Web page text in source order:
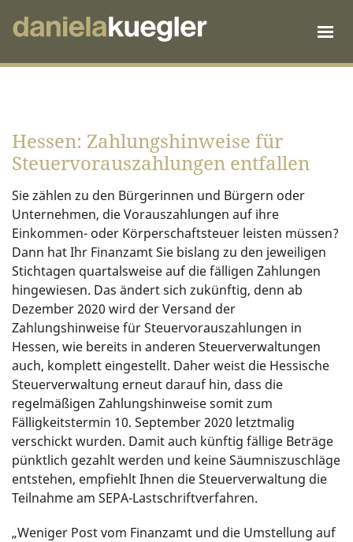
Hessen: Zahlungshinweise für
Steuervorauszahlungen entfallen
Sie zählen zu den Bürgerinnen und Bürgern oder
Unternehmen, die Vorauszahlungen auf ihre
Einkommen- oder Körperschaftsteuer leisten müssen?
Dann hat Ihr Finanzamt Sie bislang zu den jeweiligen
Stichtagen quartalsweise auf die fälligen Zahlungen
hingewiesen. Das ändert sich zukünftig, denn ab
Dezember 2020 wird der Versand der
Zahlungshinweise für Steuervorauszahlungen in
Hessen, wie bereits in anderen Steuerverwaltungen
auch, komplett eingestellt. Daher weist die Hessische
Steuerverwaltung erneut darauf hin, dass die
regelmäßigen Zahlungshinweise somit zum
Fälligkeitstermin 10. September 2020 letztmalig
verschickt wurden. Damit auch künftig fällige Beträge
pünktlich gezahlt werden und keine Säumniszuschläge
entstehen, empfiehlt Ihnen die Steuerverwaltung die
Teilnahme am SEPA-Lastschriftverfahren.
„Weniger Post vom Finanzamt und die Umstellung auf